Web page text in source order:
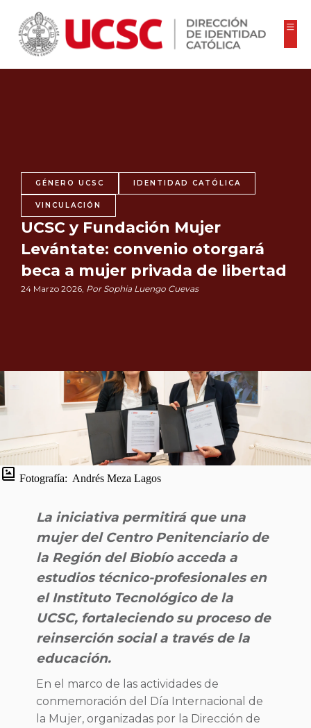
GÉNERO UCSC IDENTIDAD CATÓLICA
VINCULACIÓN
UCSC y Fundación Mujer
Levántate: convenio otorgará
beca a mujer privada de libertad
24 Marzo 2026, Por Sophia Luengo Cuevas
Fotografía: Andrés Meza Lagos
La iniciativa permitirá que una
mujer del Centro Penitenciario de
la Región del Biobío acceda a
estudios técnico-profesionales en
el Instituto Tecnológico de la
UCSC, fortaleciendo su proceso de
reinserción social a través de la
educación.
En el marco de las actividades de
conmemoración del Día Internacional de
la Mujer, organizadas por la Dirección de